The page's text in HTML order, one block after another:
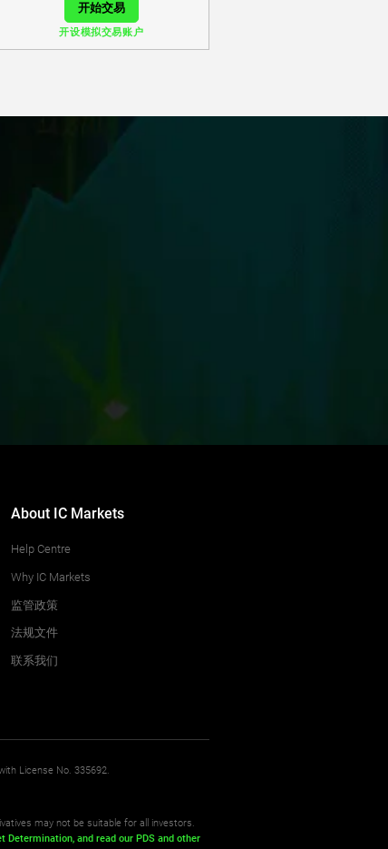
开始交易
开设模拟交易账户
About IC Markets
Help Centre
Why IC Markets
监管政策
法规文件
联系我们
License No. 335692.
may not be suitable for all investors.
Determination, and read our PDS and other